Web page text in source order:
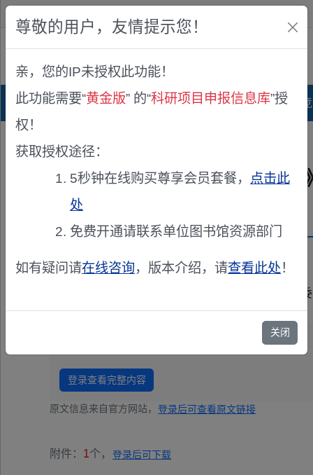
公众版
首页 科研项目库 项目指南库 奖项
关于发布《科研诚信规范手册
发布机构：
《科研诚信规范手册》业经2023年11月28
登录查看完整内容
原文信息来自官方网站， 登录后可查看原文链接
附件： 1个， 登录后可下载
尊敬的用户，友情提示您！
亲，您的IP未授权此功能！
此功能需要“黄金版” 的“科研项目申报信息库”授
权！
获取授权途径：
5秒钟在线购买尊享会员套餐， 点击此
处
免费开通请联系单位图书馆资源部门
如有疑问请在线咨询，版本介绍，请查看此处！
关闭